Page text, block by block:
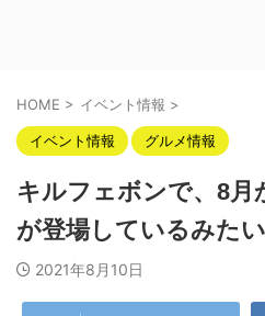
HOME > イベント情報 >
イベント情報 グルメ情報
キルフェボンで、8月
が登場しているみたい
2021年8月10日